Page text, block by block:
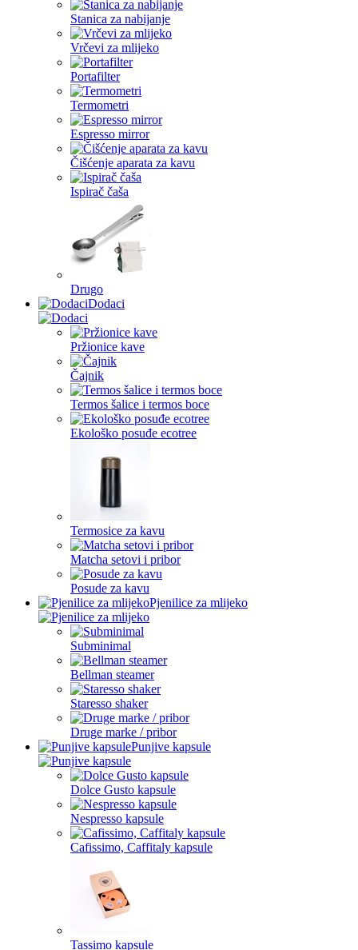
Stanica za nabijanje
Vrčevi za mlijeko
Portafilter
Termometri
Espresso mirror
Čišćenje aparata za kavu
Ispirač čaša
Drugo
Dodaci
Pržionice kave
Čajnik
Termos šalice i termos boce
Ekološko posuđe ecotree
Termosice za kavu
Matcha setovi i pribor
Posude za kavu
Pjenilice za mlijeko
Subminimal
Bellman steamer
Staresso shaker
Druge marke / pribor
Punjive kapsule
Dolce Gusto kapsule
Nespresso kapsule
Cafissimo, Caffitaly kapsule
Tassimo kapsule